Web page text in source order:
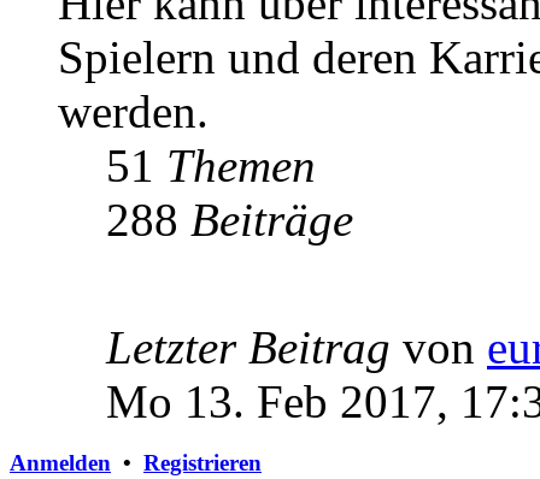
Spielern und deren
werden.
51 Themen
288 Beiträge
Letzter Beitrag von
Mo 13. Feb 2017,
Anmelden • Registrieren